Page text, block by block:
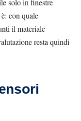
solo in finestre
con quale
il materiale
resta quindi